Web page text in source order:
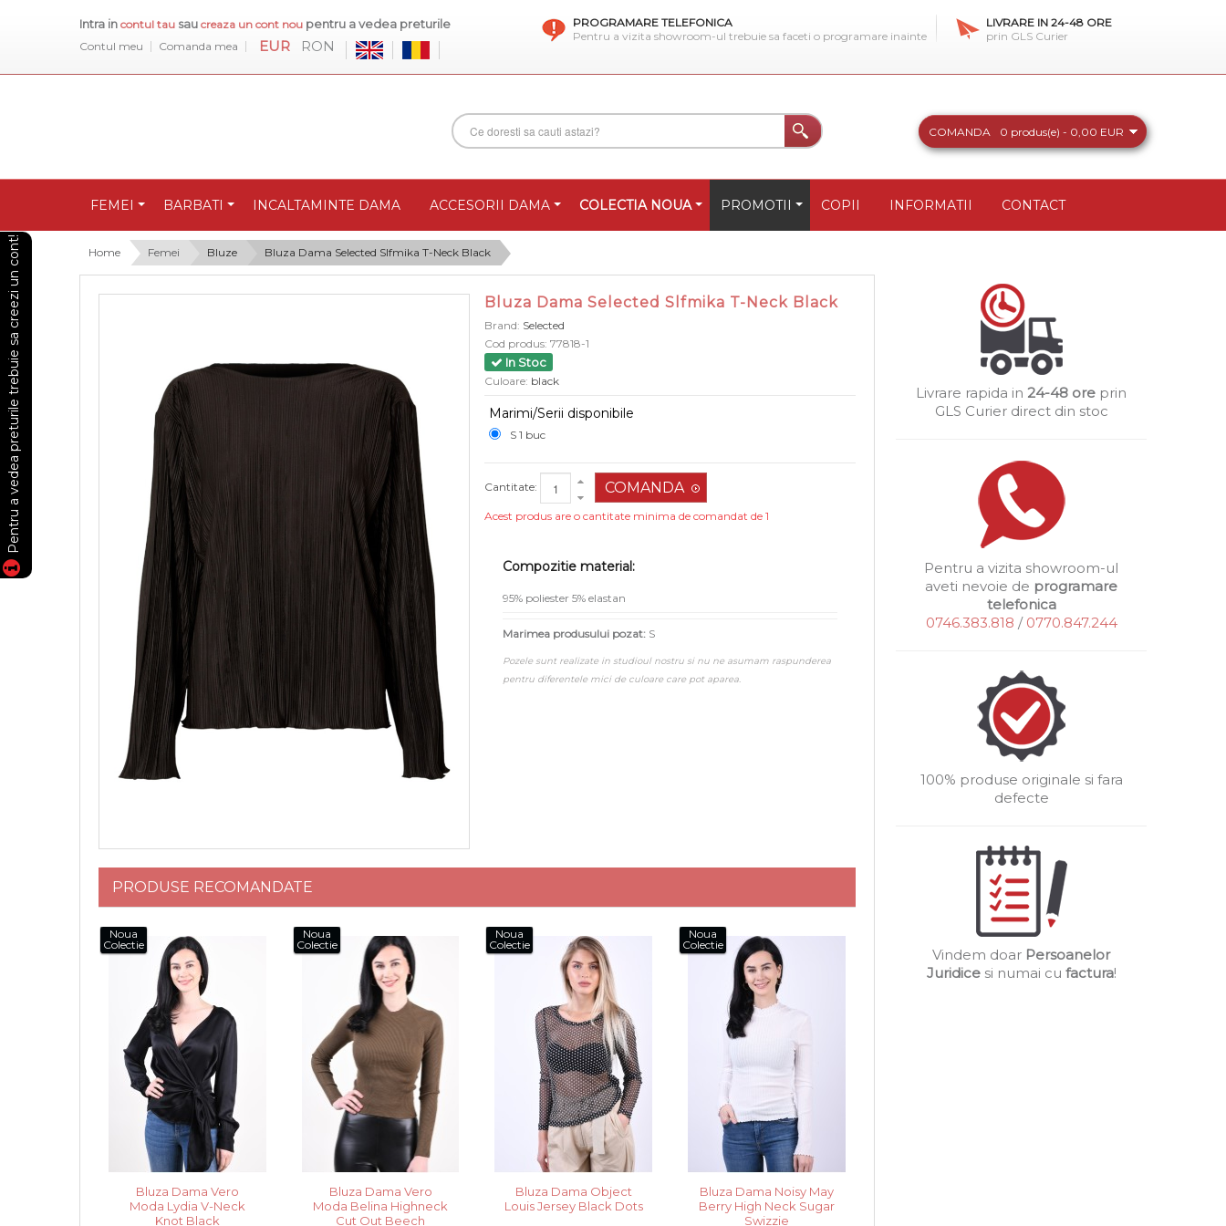
Intra in contul tau sau creaza un cont nou pentru a vedea preturile
Contul meu Comanda mea EUR RON
PROGRAMARE TELEFONICA
Pentru a vizita showroom-ul trebuie sa faceti o programare inainte
LIVRARE IN 24-48 ORE
prin GLS Curier
COMANDA 0 produs(e) - 0,00 EUR
FEMEI BARBATI INCALTAMINTE DAMA ACCESORII DAMA COLECTIA NOUA PROMOTII COPII INFORMATII CONTACT
Home Femei Bluze Bluza Dama Selected Slfmika T-Neck Black
Bluza Dama Selected Slfmika T-Neck Black
Brand: Selected
Cod produs: 77818-1
In Stoc
Culoare: black
Marimi/Serii disponibile
S 1 buc
Cantitate:
Acest produs are o cantitate minima de comandat de 1
Compozitie material:
95% poliester 5% elastan
Marimea produsului pozat: S
Pozele sunt realizate in studioul nostru si nu ne asumam raspunderea
pentru diferentele mici de culoare care pot aparea.
PRODUSE RECOMANDATE
Noua
Colectie
Bluza Dama Vero
Moda Lydia V-Neck
Knot Black
Noua
Colectie
Bluza Dama Vero
Moda Belina Highneck
Cut Out Beech
Noua
Colectie
Bluza Dama Object
Louis Jersey Black Dots
Noua
Colectie
Bluza Dama Noisy May
Berry High Neck Sugar
Swizzie
Livrare rapida in 24-48 ore prin
GLS Curier direct din stoc
Pentru a vizita showroom-ul
aveti nevoie de programare
telefonica
0746.383.818 / 0770.847.244
100% produse originale si fara
defecte
Vindem doar Persoanelor
Juridicesi numai cu factura!
Pentru a vedea preturile trebuie sa creezi un cont!